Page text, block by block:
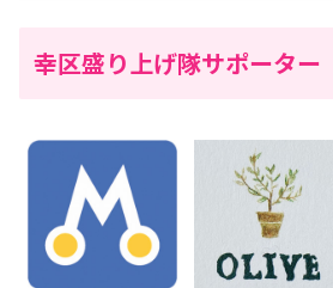
幸区盛り上げ隊サポーター